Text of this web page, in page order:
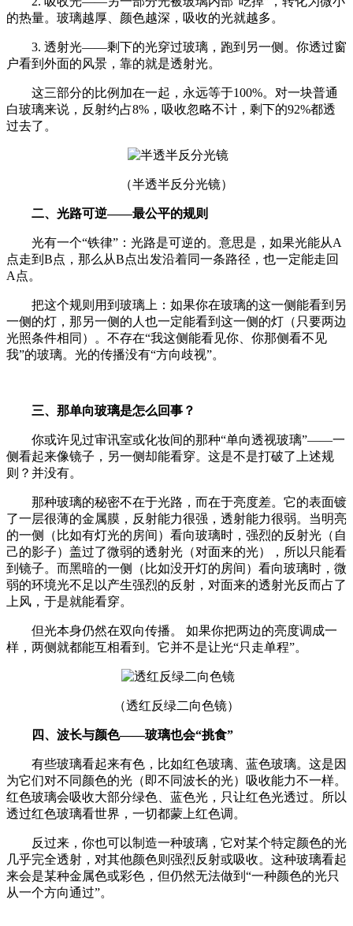
的热量。玻璃越厚、颜色越深，吸收的光就越多。
3. 透射光——剩下的光穿过玻璃，跑到另一侧。你透过窗
户看到外面的风景，靠的就是透射光。
这三部分的比例加在一起，永远等于100%。对一块普通
白玻璃来说，反射约占8%，吸收忽略不计，剩下的92%都透
过去了。
（半透半反分光镜）
二、光路可逆——最公平的规则
光有一个“铁律”：光路是可逆的。意思是，如果光能从A
点走到B点，那么从B点出发沿着同一条路径，也一定能走回
A点。
把这个规则用到玻璃上：如果你在玻璃的这一侧能看到另
一侧的灯，那另一侧的人也一定能看到这一侧的灯（只要两边
光照条件相同）。不存在“我这侧能看见你、你那侧看不见
我”的玻璃。光的传播没有“方向歧视”。
三、那单向玻璃是怎么回事？
你或许见过审讯室或化妆间的那种“单向透视玻璃”——一
侧看起来像镜子，另一侧却能看穿。这是不是打破了上述规
则？并没有。
那种玻璃的秘密不在于光路，而在于亮度差。它的表面镀
了一层很薄的金属膜，反射能力很强，透射能力很弱。当明亮
的一侧（比如有灯光的房间）看向玻璃时，强烈的反射光（自
己的影子）盖过了微弱的透射光（对面来的光），所以只能看
到镜子。而黑暗的一侧（比如没开灯的房间）看向玻璃时，微
弱的环境光不足以产生强烈的反射，对面来的透射光反而占了
上风，于是就能看穿。
但光本身仍然在双向传播。 如果你把两边的亮度调成一
样，两侧就都能互相看到。它并不是让光“只走单程”。
（透红反绿二向色镜）
四、波长与颜色——玻璃也会“挑食”
有些玻璃看起来有色，比如红色玻璃、蓝色玻璃。这是因
为它们对不同颜色的光（即不同波长的光）吸收能力不一样。
红色玻璃会吸收大部分绿色、蓝色光，只让红色光透过。所以
透过红色玻璃看世界，一切都蒙上红色调。
反过来，你也可以制造一种玻璃，它对某个特定颜色的光
几乎完全透射，对其他颜色则强烈反射或吸收。这种玻璃看起
来会是某种金属色或彩色，但仍然无法做到“一种颜色的光只
从一个方向通过”。